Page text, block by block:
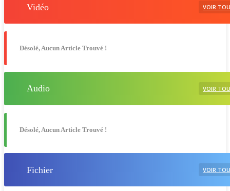
Vidéo VOIR
Désolé, Aucun Article Trouvé !
Audio VOIR
Désolé, Aucun Article Trouvé !
Fichier VOIR